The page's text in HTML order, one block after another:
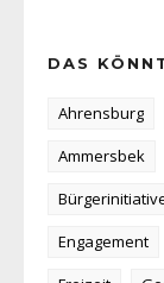
DAS
Ahrensburg
Ammersbek
Engagement